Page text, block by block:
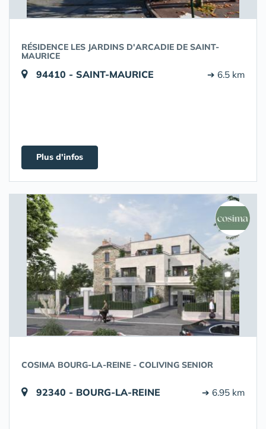
RÉSIDENCE LES JARDINS D'ARCADIE DE SAINT-
MAURICE
94410 - SAINT-MAURICE ➔ 6.5 km
Plus d'infos
COSIMA BOURG-LA-REINE - COLIVING SENIOR
92340 - BOURG-LA-REINE ➔ 6.95 km